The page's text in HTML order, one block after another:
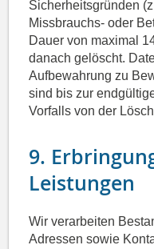
Sicherheitsgründen
Missbrauchs- oder
Dauer von maximal
danach gelöscht.
Aufbewahrung zu
sind bis zur
Vorfalls von der
9.
Leistungen
Wir verarbeiten
Adressen sowie